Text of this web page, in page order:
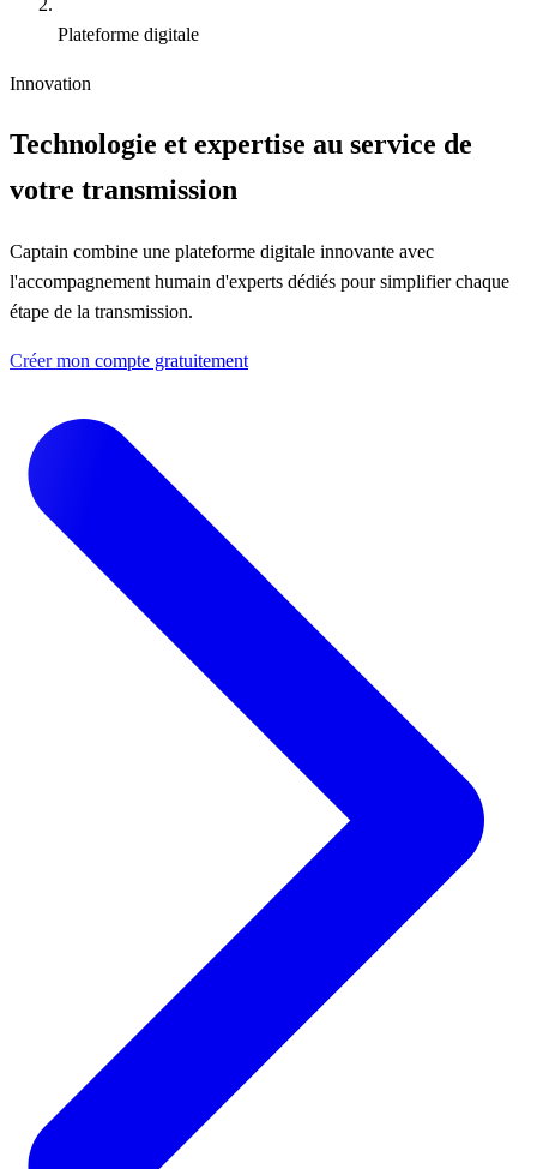
Plateforme digitale
Innovation
Technologie et expertise au service de
votre transmission
Captain combine une plateforme digitale innovante avec
l'accompagnement humain d'experts dédiés pour simplifier chaque
étape de la transmission.
Créer mon compte gratuitement